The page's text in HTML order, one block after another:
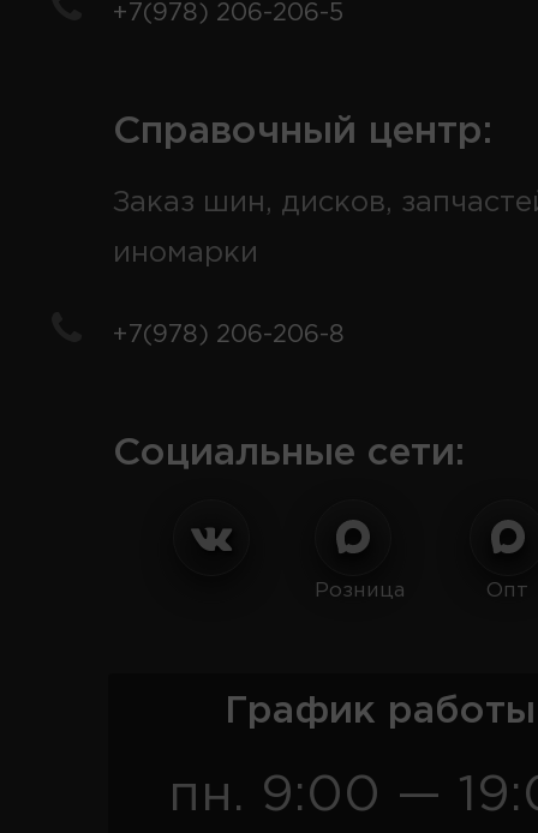
+7(978) 206-206-5
Справочный центр:
Заказ шин, дисков,
иномарки
+7(978) 206-206-8
Социальные сети:
Розница Опт
График
пн. 9:00 —